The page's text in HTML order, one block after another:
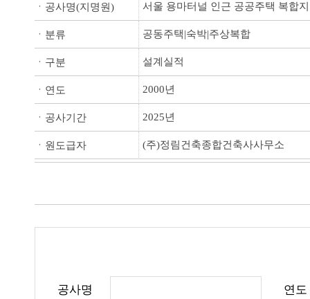
ㆍ공사명(지명원) 서울 용마터널 인근 공공주택 복합
ㆍ분류 공동주택|숙박|주상복합
ㆍ구분 설계실적
ㆍ연도 2000년
ㆍ공사기간 2025년
ㆍ원도급자 (주)정림건축종합건축사사무소
공사명 연도